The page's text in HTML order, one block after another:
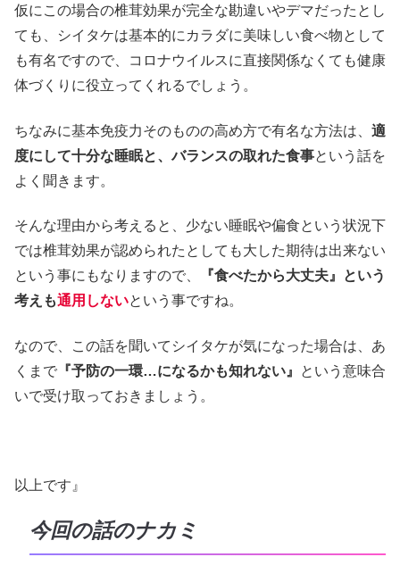
仮にこの場合の椎茸効果が完全な勘違いやデマだったとし
ても、シイタケは基本的にカラダに美味しい食べ物として
も有名ですので、コロナウイルスに直接関係なくても健康
体づくりに役立ってくれるでしょう。
ちなみに基本免疫力そのものの高め方で有名な方法は、 適
度にして十分な睡眠と、バランスの取れた食事という話を
よく聞きます。
そんな理由から考えると、少ない睡眠や偏食という状況下
では椎茸効果が認められたとしても大した期待は出来ない
という事にもなりますので、
『食べたから大丈夫』という
考えも通用しないという事ですね。
なので、この話を聞いてシイタケが気になった場合は、あ
くまで 『予防の一環…になるかも知れない』
という意味合
いで受け取っておきましょう。
以上です』
今回の話のナカミ